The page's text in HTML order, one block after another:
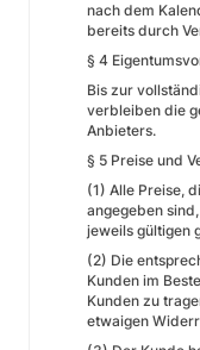
nach dem
bereits durch
§ 4
Bis zur
verbleiben die
Anbieters.
§ 5 Preise und
(1) Alle Preise,
angegeben
jeweils gültigen
(2) Die
Kunden im
Kunden zu
etwaigen